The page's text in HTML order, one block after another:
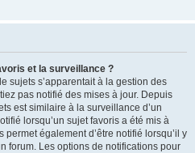
et la surveillance ?
sujets s’apparentait à la gestion des
pas notifié des mises à jour. Depuis
est similaire à la surveillance d’un
lorsqu’un sujet favoris a été mis à
également d’être notifié lorsqu’il y
forum. Les options de notifications pour